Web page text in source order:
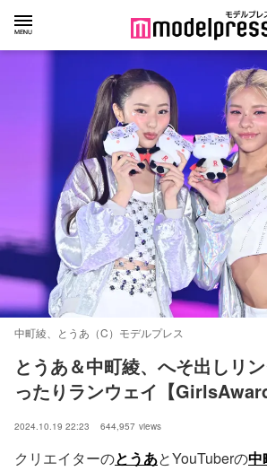
中町綾、とうあ（C）モデルプレス
とうあ＆中町綾、へそ出しリ
ったりランウェイ【
2024.10.19 22:23 644,957 views
クリエイターのとうあとYouTuberの中